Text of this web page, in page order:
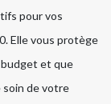
pour vos
Elle vous protège
et que
soin de votre